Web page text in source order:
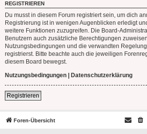
REGISTRIEREN
Du musst in diesem Forum registriert sein, um dich
Registrierung ist in wenigen Augenblicken erledigt
weitere Funktionen zuzugreifen. Die Board-
Benutzern auch zusätzliche Berechtigungen
Nutzungsbedingungen und die verwandten
registrierst. Bitte beachte auch die jeweiligen
diesem Board bewegst.
Nutzungsbedingungen | Datenschutzerklärung
Registrieren
Foren-Übersicht